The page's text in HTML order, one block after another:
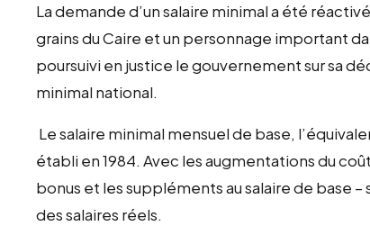
La demande d’un salaire minimal a été
grains du Caire et un personnage important
poursuivi en justice le gouvernement sur sa
minimal national.
Le salaire minimal mensuel de base,
établi en 1984. Avec les augmentations du
bonus et les suppléments au salaire de base
des salaires réels.